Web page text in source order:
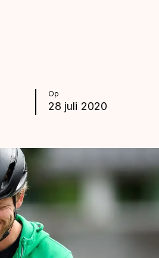
Op
28 juli 2020